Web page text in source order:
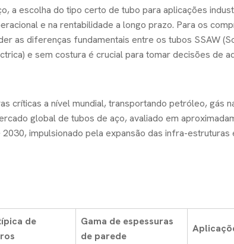
a escolha do tipo certo de tubo para aplicações
e na rentabilidade a longo prazo. Para os
as diferenças fundamentais entre os tubos SSAW
e sem costura é crucial para tomar decisões de
críticas a nível mundial, transportando petróleo, gás
global de tubos de aço, avaliado em
impulsionado pela expansão das infra-estruturas
de
Gama de espessuras
de parede